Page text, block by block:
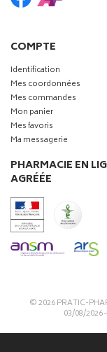
COMPTE
Identification
Mes coordonnées
Mes commandes
Mon panier
Mes favoris
Ma messagerie
PHARMACIE EN
AGRÉÉE
© 2026PRATIC-
03/08/2026